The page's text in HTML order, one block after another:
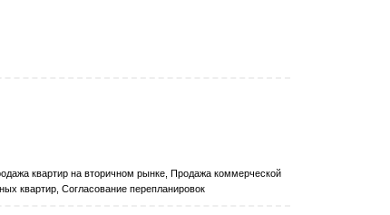
квартир на вторичном рынке, Продажа коммерческой
квартир, Согласование перепланировок